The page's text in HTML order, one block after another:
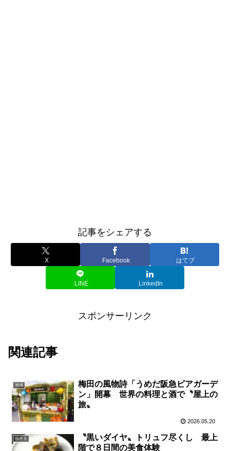
記事をシェアする
X Facebook はてブ
LINE LinkedIn
スポンサーリンク
関連記事
地域
梅田の風物詩「うめだ阪急ビアガーデ
ン」開幕 世界の料理と酒で〝屋上の
旅〟
2026.05.20
街ネタ
〝黒いダイヤ〟トリュフ尽くし 最上
階で８日間の美食体験